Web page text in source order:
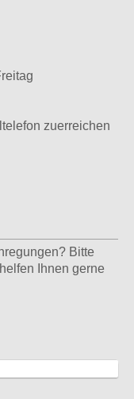
zuerreichen
Bitte
Ihnen gerne